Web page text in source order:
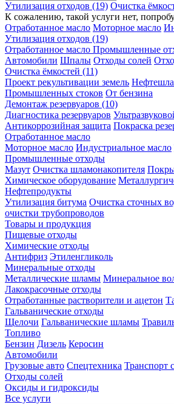
Утилизация отходов (19) Очистка
К сожалению, такой услуги нет,
Отработанное масло Моторное масло
Утилизация отходов (19)
Отработанное масло Промышленные
Автомобили Шпалы Отходы солей
Очистка ёмкостей (11)
Проект рекультивации земель
Промышленных стоков От бензина
Демонтаж резервуаров (10)
Диагностика резервуаров
Антикоррозийная защита Покраска
Отработанное масло
Моторное масло Индустриальное масло
Промышленные отходы
Мазут Очистка шламонакопителя
Химическое оборудование
Нефтепродукты
Утилизация битума Очистка сточных
очистки трубопроводов
Товары и продукция
Пищевые отходы
Химические отходы
Антифриз Этиленгликоль
Минеральные отходы
Металлические шламы Минеральное
Лакокрасочные отходы
Отработанные растворители и ацетон
Гальванические отходы
Щелочи Гальванические шламы
Топливо
Бензин Дизель Керосин
Автомобили
Грузовые авто Спецтехника Транспорт
Отходы солей
Оксиды и гидроксиды
Все услуги